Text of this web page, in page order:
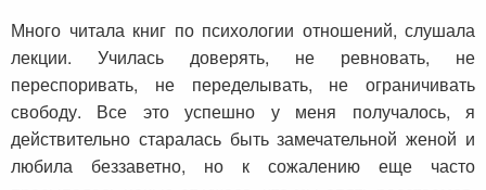
Много читала книг по психологии отношений, слушала
лекции. Училась доверять, не ревновать, не
переспоривать, не переделывать, не ограничивать
свободу. Все это успешно у меня получалось, я
действительно старалась быть замечательной женой и
любила беззаветно, но к сожалению еще часто